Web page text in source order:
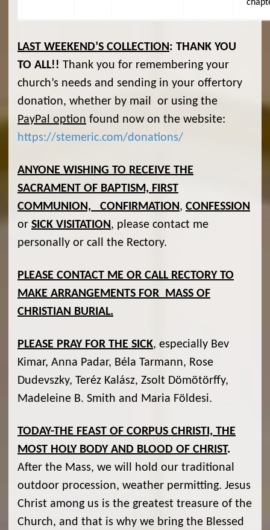
LAST WEEKEND’S COLLECTION: THANK YOU
TO ALL!! Thank you for remembering your
church’s needs and sending in your offertory
donation, whether by mail or using the
PayPal option found now on the website:
https://stemeric.com/donations/
ANYONE WISHING TO RECEIVE THE
SACRAMENT OF BAPTISM, FIRST
COMMUNION, CONFIRMATION, CONFESSION
or SICK VISITATION, please contact me
personally or call the Rectory.
PLEASE CONTACT ME OR CALL RECTORY TO
MAKE ARRANGEMENTS FOR MASS OF
CHRISTIAN BURIAL.
PLEASE PRAY FOR THE SICK, especially Bev
Kimar, Anna Padar, Béla Tarmann, Rose
Dudevszky, Teréz Kalász, Zsolt Dömötörffy,
Madeleine B. Smith and Maria Földesi.
TODAY-THE FEAST OF CORPUS CHRISTI, THE
MOST HOLY BODY AND BLOOD OF CHRIST.
After the Mass, we will hold our traditional
outdoor procession, weather permitting. Jesus
Christ among us is the greatest treasure of the
Church, and that is why we bring the Blessed